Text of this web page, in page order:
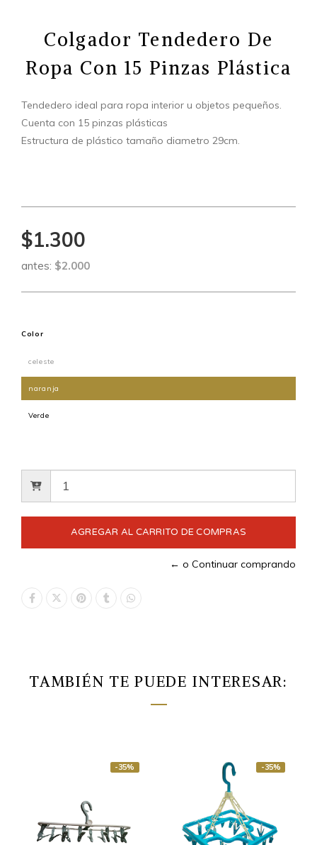
Colgador Tendedero De
Ropa Con 15 Pinzas Plástica
Tendedero ideal para ropa interior u objetos pequeños.
Cuenta con 15 pinzas plásticas
Estructura de plástico tamaño diametro 29cm.
$1.300
antes: $2.000
Color
celeste
naranja
Verde
← o Continuar comprando
TAMBIÉN TE PUEDE INTERESAR:
-35% -35%